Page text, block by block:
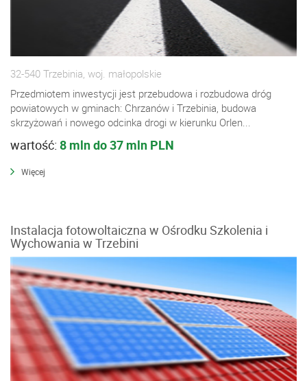
32-540 Trzebinia, woj. małopolskie
Przedmiotem inwestycji jest przebudowa i rozbudowa dróg
powiatowych w gminach: Chrzanów i Trzebinia, budowa
skrzyżowań i nowego odcinka drogi w kierunku Orlen...
wartość: 8 mln do 37 mln PLN
Więcej
Instalacja fotowoltaiczna w Ośrodku Szkolenia i
Wychowania w Trzebini